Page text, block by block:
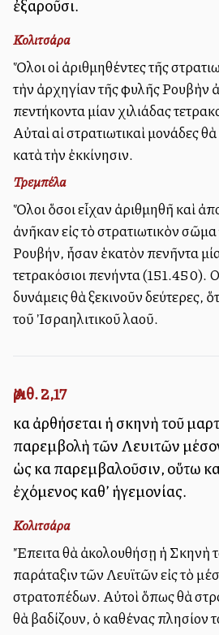
ἐξαροῦσι.
Κολιτσάρα
Ὅλοι οἱ ἀριθμηθέντες τῆς
τὴν ἀρχηγίαν τῆς φυλῆς Ρουβὴν
πεντήκοντα μίαν χιλιάδας
Αὐταὶ αἱ στρατιωτικαὶ μονάδες
κατὰ τὴν ἐκκίνησιν.
Τρεμπέλα
Ὅλοι ὅσοι εἶχαν ἀριθμηθῆ καὶ
ἀνῆκαν εἰς τὸ στρατιωτικὸν
Ρουβήν, ἦσαν ἑκατὸν πενῆντα
τετρακόσιοι πενήντα (151.450).
δυνάμεις θὰ ξεκινοῦν δεύτερες,
τοῦ Ἰσραηλιτικοῦ λαοῦ.
Ἀριθ. 2,17
καὶ ἀρθήσεται ἡ σκηνὴ τοῦ
παρεμβολὴ τῶν Λευιτῶν
ὡς καὶ παρεμβαλοῦσιν, οὕτω
ἐχόμενος καθ’ ἡγεμονίας.
Κολιτσάρα
Ἔπειτα θὰ ἀκολουθήσῃ ἡ Σκηνὴ
παράταξιν τῶν Λευϊτῶν εἰς τὸ
στρατοπέδων. Αὐτοὶ ὅπως θὰ
θὰ βαδίζουν, ὁ καθένας πλησίον